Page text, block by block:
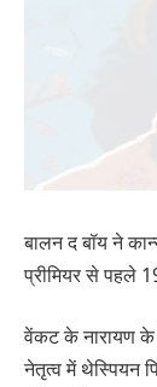
बालन द बॉय ने
प्रीमियर से पहले
वेंकट के नारायण
नेतृत्व में थेस्पियन